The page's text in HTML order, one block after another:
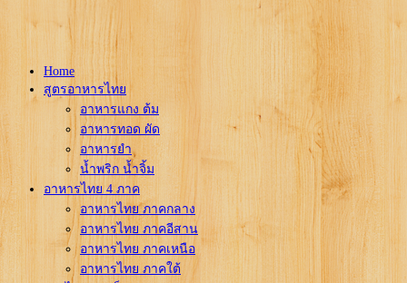
Home
สูตรอาหารไทย
อาหารแกง ต้ม
อาหารทอด ผัด
อาหารยำ
น้ำพริก น้ำจิ้ม
อาหารไทย 4 ภาค
อาหารไทย ภาคกลาง
อาหารไทย ภาคอีสาน
อาหารไทย ภาคเหนือ
อาหารไทย ภาคใต้